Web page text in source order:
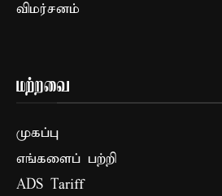
விமர்சனம்
மற்றவை
முகப்பு
எங்களைப் பற்றி
ADS Tariff